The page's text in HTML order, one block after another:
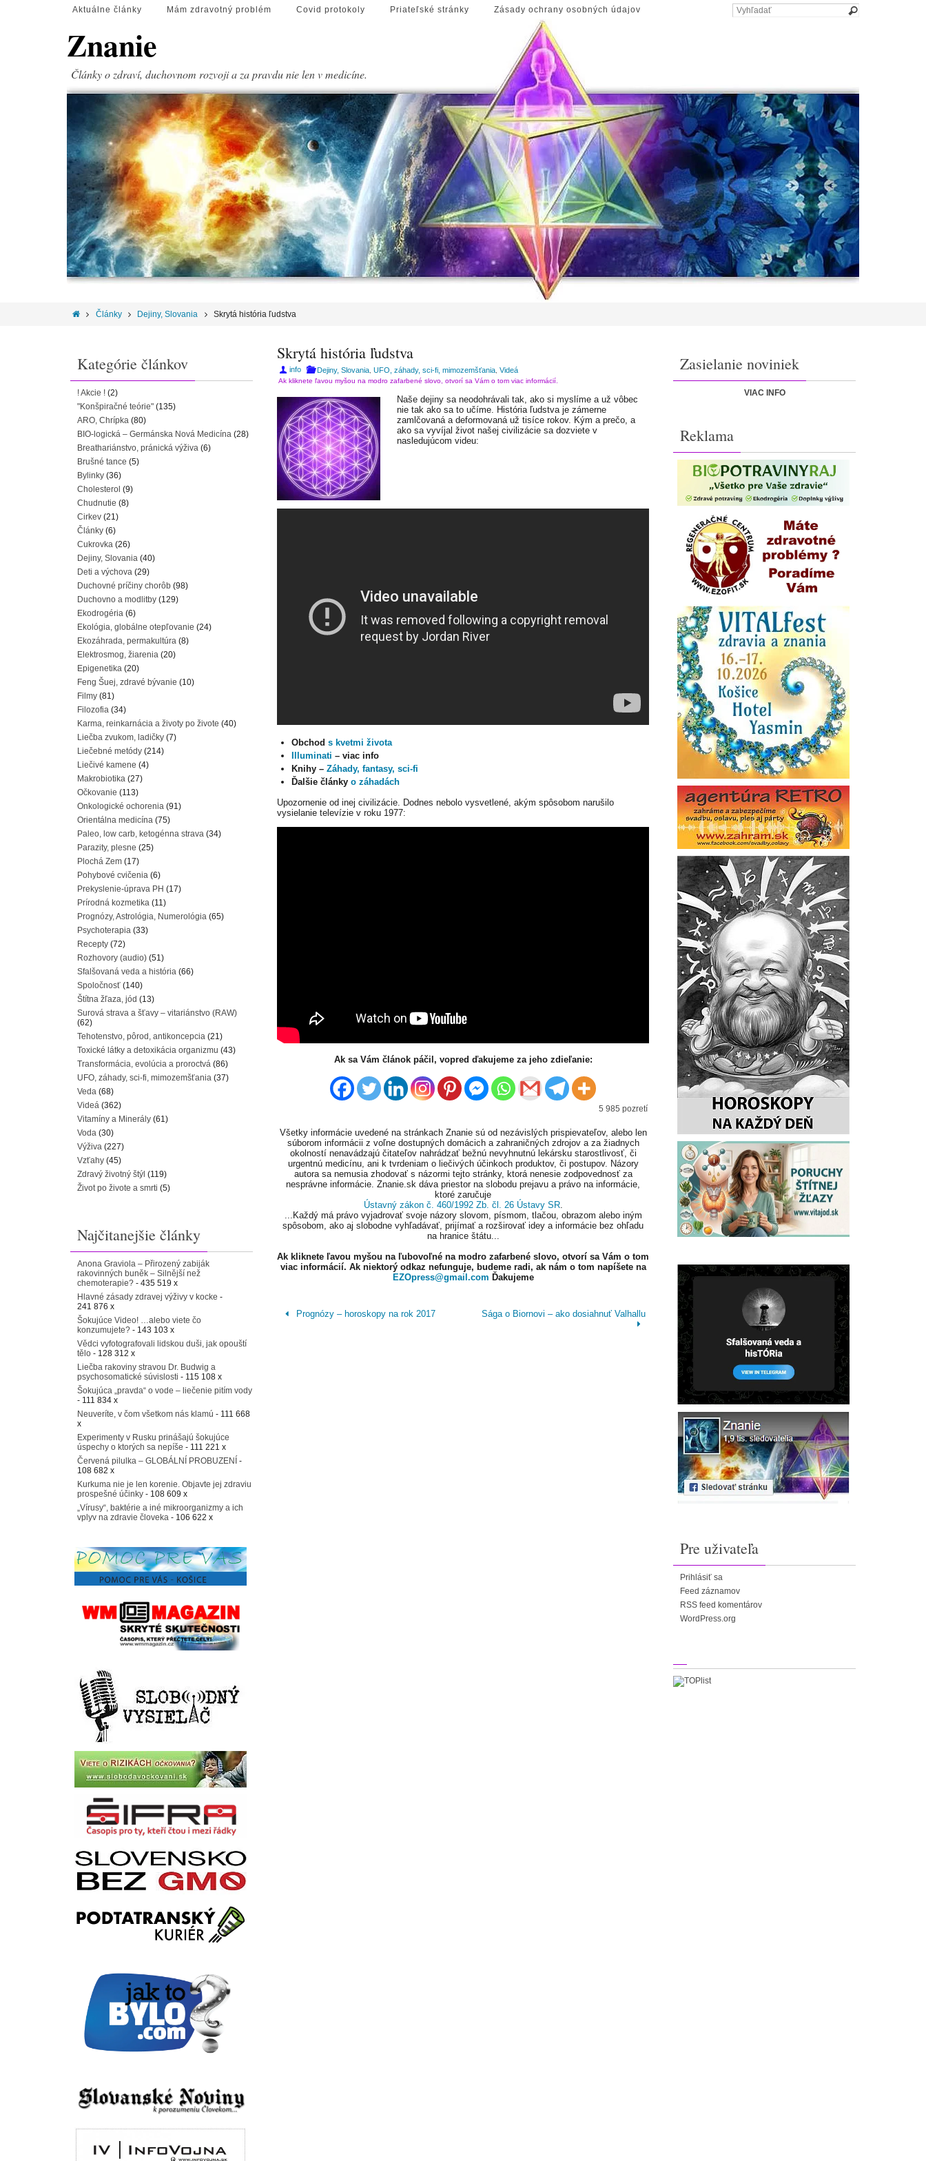
Aktuálne články Mám zdravotný problém Covid protokoly Priateľské stránky Zásady ochrany osobných údajov
Znanie
Články o zdraví, duchovnom rozvoji a za pravdu nie len v medicíne.
Články Dejiny, Slovania Skrytá história ľudstva
Skrytá história ľudstva
info Dejiny, Slovania, UFO, záhady, sci-fi, mimozemšťania, Videá
Ak kliknete ľavou myšou na modro zafarbené slovo, otvorí sa Vám o tom viac informácií.
Naše dejiny sa neodohrávali tak, ako si myslíme a už vôbec
nie tak ako sa to učíme. História ľudstva je zámerne
zamlčovaná a deformovaná už tisíce rokov. Kým a prečo, a
ako sa vyvíjal život našej civilizácie sa dozviete v
nasledujúcom videu:
Obchod s kvetmi života
Illuminati – viac info
Knihy – Záhady, fantasy, sci-fi
Ďalšie články o záhadách
Upozornenie od inej civilizácie. Dodnes nebolo vysvetlené, akým spôsobom narušilo
vysielanie televízie v roku 1977:
Ak sa Vám článok páčil, vopred ďakujeme za jeho zdieľanie:
5 985 pozretí
Všetky informácie uvedené na stránkach Znanie sú od nezávislých prispievateľov, alebo len
súborom informácii z voľne dostupných domácich a zahraničných zdrojov a za žiadnych
okolností nenavádzajú čitateľov nahrádzať bežnú nevyhnutnú lekársku starostlivosť, či
urgentnú medicínu, ani k tvrdeniam o liečivých účinkoch produktov, či postupov. Názory
autora sa nemusia zhodovať s názormi tejto stránky, ktorá nenesie zodpovednosť za
nesprávne informácie. Znanie.sk dáva priestor na slobodu prejavu a právo na informácie,
ktoré zaručuje
Ústavný zákon č. 460/1992 Zb. čl. 26 Ústavy SR.
...Každý má právo vyjadrovať svoje názory slovom, písmom, tlačou, obrazom alebo iným
spôsobom, ako aj slobodne vyhľadávať, prijímať a rozširovať idey a informácie bez ohľadu
na hranice štátu...
Ak kliknete ľavou myšou na ľubovoľné na modro zafarbené slovo, otvorí sa Vám o tom
viac informácií. Ak niektorý odkaz nefunguje, budeme radi, ak nám o tom napíšete na
EZOpress@gmail.com Ďakujeme
Prognózy – horoskopy na rok 2017 Sága o Biornovi – ako dosiahnuť Valhallu
Kategórie článkov
! Akcie ! (2)
"Konšpiračné teórie" (135)
ARO, Chrípka (80)
BIO-logická – Germánska Nová Medicína (28)
Breathariánstvo, pránická výživa (6)
Brušné tance (5)
Bylinky (36)
Cholesterol (9)
Chudnutie (8)
Cirkev (21)
Články (6)
Cukrovka (26)
Dejiny, Slovania (40)
Deti a výchova (29)
Duchovné príčiny chorôb (98)
Duchovno a modlitby (129)
Ekodrogéria (6)
Ekológia, globálne otepľovanie (24)
Ekozáhrada, permakultúra (8)
Elektrosmog, žiarenia (20)
Epigenetika (20)
Feng Šuej, zdravé bývanie (10)
Filmy (81)
Filozofia (34)
Karma, reinkarnácia a životy po živote (40)
Liečba zvukom, ladičky (7)
Liečebné metódy (214)
Liečivé kamene (4)
Makrobiotika (27)
Očkovanie (113)
Onkologické ochorenia (91)
Orientálna medicína (75)
Paleo, low carb, ketogénna strava (34)
Parazity, plesne (25)
Plochá Zem (17)
Pohybové cvičenia (6)
Prekyslenie-úprava PH (17)
Prírodná kozmetika (11)
Prognózy, Astrológia, Numerológia (65)
Psychoterapia (33)
Recepty (72)
Rozhovory (audio) (51)
Sfalšovaná veda a história (66)
Spoločnosť (140)
Štítna žľaza, jód (13)
Surová strava a šťavy – vitariánstvo (RAW)
(62)
Tehotenstvo, pôrod, antikoncepcia (21)
Toxické látky a detoxikácia organizmu (43)
Transformácia, evolúcia a proroctvá (86)
UFO, záhady, sci-fi, mimozemšťania (37)
Veda (68)
Videá (362)
Vitamíny a Minerály (61)
Voda (30)
Výživa (227)
Vzťahy (45)
Zdravý životný štýl (119)
Život po živote a smrti (5)
Najčitanejšie články
Anona Graviola – Přirozený zabiják
rakovinných buněk – Silnější než
chemoterapie? - 435 519 x
Hlavné zásady zdravej výživy v kocke -
241 876 x
Šokujúce Video! …alebo viete čo
konzumujete? - 143 103 x
Vědci vyfotografovali lidskou duši, jak opouští
tělo - 128 312 x
Liečba rakoviny stravou Dr. Budwig a
psychosomatické súvislosti - 115 108 x
Šokujúca „pravda“ o vode – liečenie pitím vody
- 111 834 x
Neuveríte, v čom všetkom nás klamú - 111 668
x
Experimenty v Rusku prinášajú šokujúce
úspechy o ktorých sa nepíše - 111 221 x
Červená pilulka – GLOBÁLNÍ PROBUZENÍ -
108 682 x
Kurkuma nie je len korenie. Objavte jej zdraviu
prospešné účinky - 108 609 x
„Vírusy“, baktérie a iné mikroorganizmy a ich
vplyv na zdravie človeka - 106 622 x
Zasielanie noviniek
VIAC INFO
Reklama
Pre uživateľa
Prihlásiť sa
Feed záznamov
RSS feed komentárov
WordPress.org